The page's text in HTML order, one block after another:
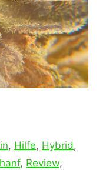
, Hilfe, Hybrid ,
, Review,